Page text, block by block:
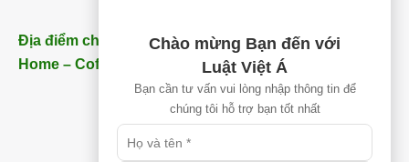
Địa điểm chi nhánh Nhơn Trạch (Gần Thăng Long
Home – Coffee) – ĐT:
0913 850 997
Chào mừng Bạn đến với
Luật Việt Á
Bạn cần tư vấn vui lòng nhập thông tin để
chúng tôi hỗ trợ bạn tốt nhất